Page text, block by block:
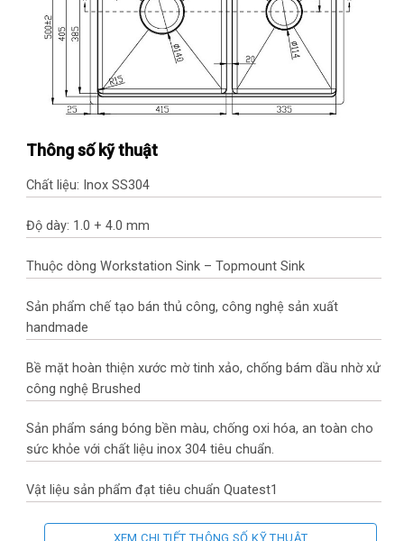
Thông số kỹ thuật
Chất liệu: Inox SS304
Độ dày: 1.0 + 4.0 mm
Thuộc dòng Workstation Sink – Topmount Sink
Sản phẩm chế tạo bán thủ công, công nghệ sản xuất
handmade
Bề mặt hoàn thiện xước mờ tinh xảo, chống bám dầu nhờ xử lý
công nghệ Brushed
Sản phẩm sáng bóng bền màu, chống oxi hóa, an toàn cho
sức khỏe với chất liệu inox 304 tiêu chuẩn.
Vật liệu sản phẩm đạt tiêu chuẩn Quatest1
Ngăn hiện tự ngưng tụ nước mặt sau nhờ lớp sơn phủ chống
XEM CHI TIẾT THÔNG SỐ KỸ THUẬT